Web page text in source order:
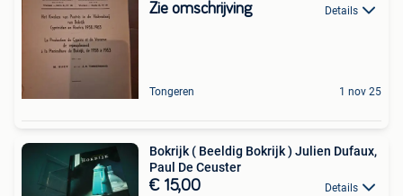
Zie omschrijving Details
Tongeren 1 nov 25
Bokrijk ( Beeldig Bokrijk ) Julien Dufaux,
Paul De Ceuster
€ 15,00 Details